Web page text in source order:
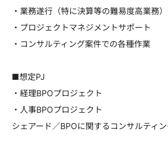
・業務遂行（特に決算等の難易度高業務）
・プロジェクトマネジメントサポート
・コンサルティング案件での各種作業
■想定PJ
・経理BPOプロジェクト
・人事BPOプロジェクト
シェアード／BPOに関するコンサルティ